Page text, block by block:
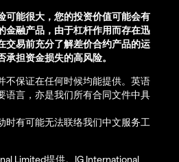
可能很大，您的投资价值可能会有
金融产品，由于杠杆作用而存在迅
交易前充分了解差价合约产品的运
担资金损失的高风险。
不保证在任何时候均能提供。英语
语言，亦是我们所有合同文件中具
时有可能无法联络我们中文服务工
Limited提供。IG International